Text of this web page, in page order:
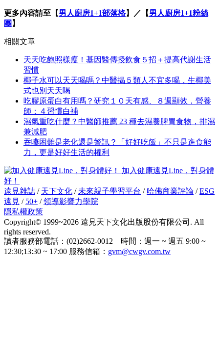
更多內容請至【男人廚房1+1部落格】／【男人廚房1+1粉絲
團 】
相關文章
天天吃飽照樣瘦！基因醫傳授飲食５招＋提高代謝生活
習慣
椰子水可以天天喝嗎？中醫揭５類人不宜多喝，生椰美
式也別天天喝
吃膠原蛋白有用嗎？研究１０天有感、８週顯效，營養
師：４習慣白補
濕氣重吃什麼？中醫師推薦 23 種去濕養脾胃食物，排濕
兼減肥
吞嚥困難是老化還是警訊？「好好吃飯」不只是進食能
力，更是好好生活的權利
加入健康遠見Line，對身體
好！
遠見雜誌 / 天下文化 /未來親子學習平台 / 哈佛商業評論 /ESG
遠見 / 50+ /領導影響力學院
隱私權政策
Copyright© 1999~2026 遠見天下文化出版股份有限公司. All
rights reserved.
讀者服務部電話：(02)2662-0012 時間：週一 ~ 週五 9:00 ~
12:30;13:30 ~ 17:00 服務信箱： gvm@cwgv.com.tw